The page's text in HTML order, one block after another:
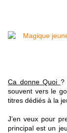
Ca donne Quoi ?
souvent vers le
titres dédiés à la
J’en veux pour
principal est un